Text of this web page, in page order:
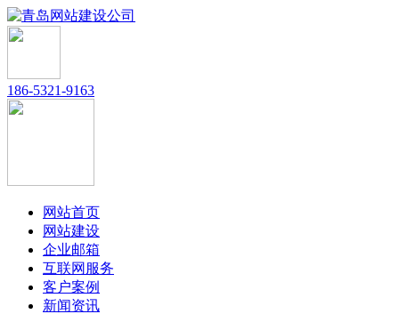
186-5321-9163
网站首页
网站建设
企业邮箱
互联网服务
客户案例
新闻资讯